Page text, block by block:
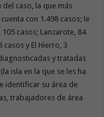
del caso, la que más
con 1.498 casos; le
casos; Lanzarote, 84
casos y El Hierro, 3
y tratadas
isla en la que se les ha
identificar su área de
trabajadores de área